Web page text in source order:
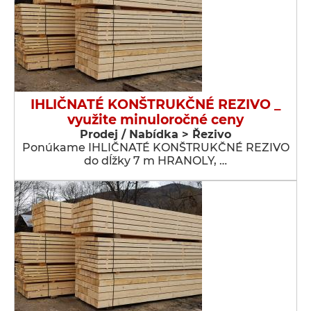
IHLIČNATÉ KONŠTRUKČNÉ REZIVO _
využite minuloročné ceny
Prodej / Nabídka > Řezivo
Ponúkame IHLIČNATÉ KONŠTRUKČNÉ REZIVO
do dĺžky 7 m HRANOLY, …